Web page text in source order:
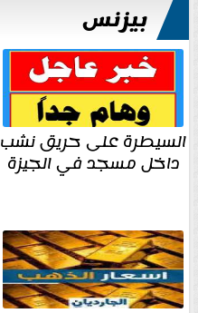
بيزنس
السيطرة على حريق نشب
داخل مسجد في الجيزة